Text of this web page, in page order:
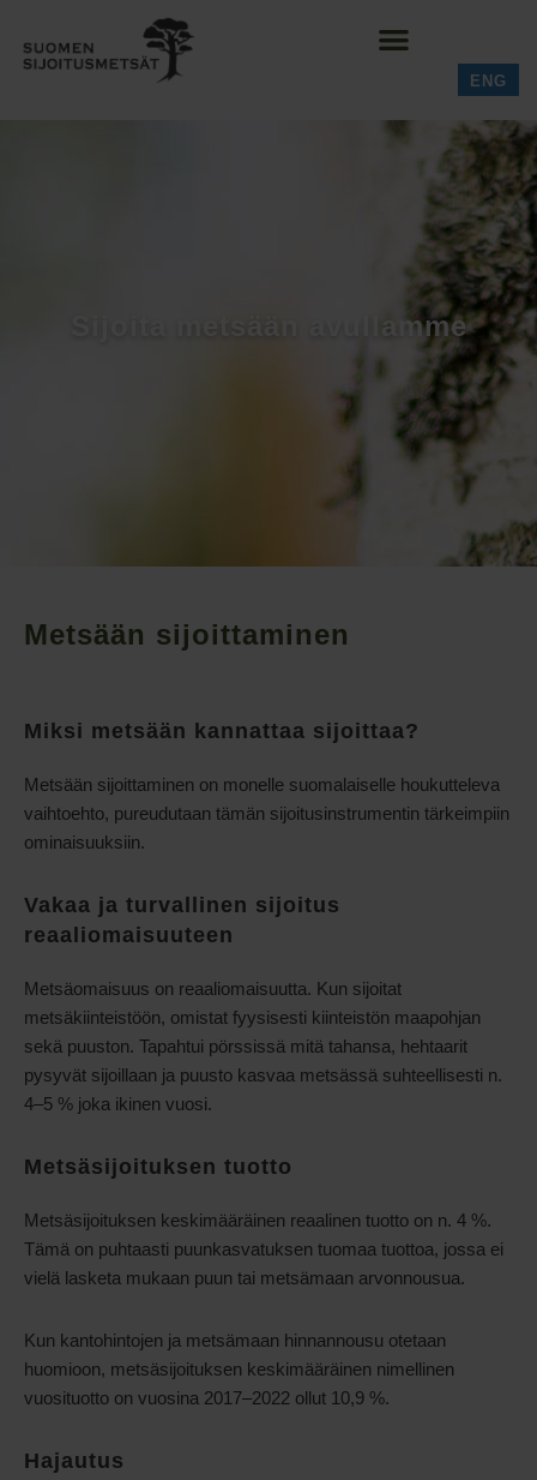
ENG
Sijoita metsään avullamme
Metsään sijoittaminen
Miksi metsään kannattaa sijoittaa?
Metsään sijoittaminen on monelle suomalaiselle houkutteleva
vaihtoehto, pureudutaan tämän sijoitusinstrumentin tärkeimpiin
ominaisuuksiin.
Vakaa ja turvallinen sijoitus
reaaliomaisuuteen
Metsäomaisuus on reaaliomaisuutta. Kun sijoitat
metsäkiinteistöön, omistat fyysisesti kiinteistön maapohjan
sekä puuston. Tapahtui pörssissä mitä tahansa, hehtaarit
pysyvät sijoillaan ja puusto kasvaa metsässä suhteellisesti n.
4–5 % joka ikinen vuosi.
Metsäsijoituksen tuotto
Metsäsijoituksen keskimääräinen reaalinen tuotto on n. 4 %.
Tämä on puhtaasti puunkasvatuksen tuomaa tuottoa, jossa ei
vielä lasketa mukaan puun tai metsämaan arvonnousua.
Kun kantohintojen ja metsämaan hinnannousu otetaan
huomioon, metsäsijoituksen keskimääräinen nimellinen
vuosituotto on vuosina 2017–2022 ollut 10,9 %.
Hajautus